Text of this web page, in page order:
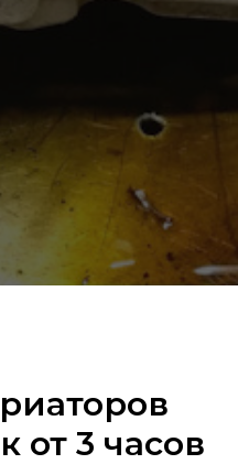
от 3 часов